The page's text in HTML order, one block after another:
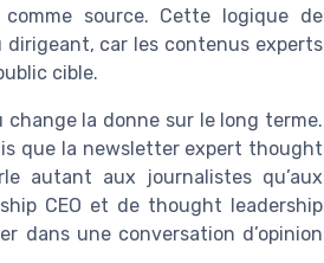
source. Cette logique de
dirigeant, car les contenus experts
cible.
la donne sur le long terme.
que la newsletter expert thought
autant aux journalistes qu’aux
CEO et de thought leadership
dans une conversation d’opinion